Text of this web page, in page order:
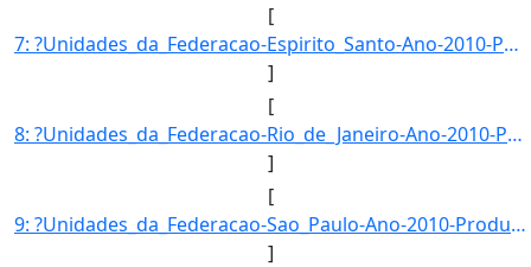
[
7: ?Unidades_da_Federacao-Espirito_Santo-Ano-2010-Producao_de_LGN_(mil_barris)-707-6393763}]
]
[
8: ?Unidades_da_Federacao-Rio_de_Janeiro-Ano-2010-Producao_de_LGN_(mil_barris)-17408-57099}]
]
[
9: ?Unidades_da_Federacao-Sao_Paulo-Ano-2010-Producao_de_LGN_(mil_barris)-0}]
]